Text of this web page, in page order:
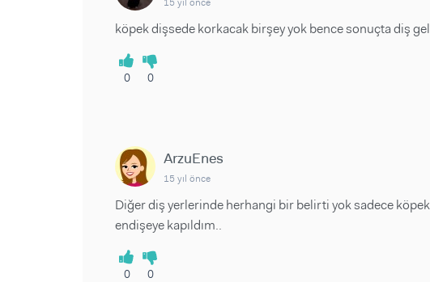
köpek dişsede korkacak birşey yok bence sonuçta diş
0 0
ArzuEnes
15 yıl önce
Diğer diş yerlerinde herhangi bir belirti yok sadece
endişeye kapıldım..
0 0